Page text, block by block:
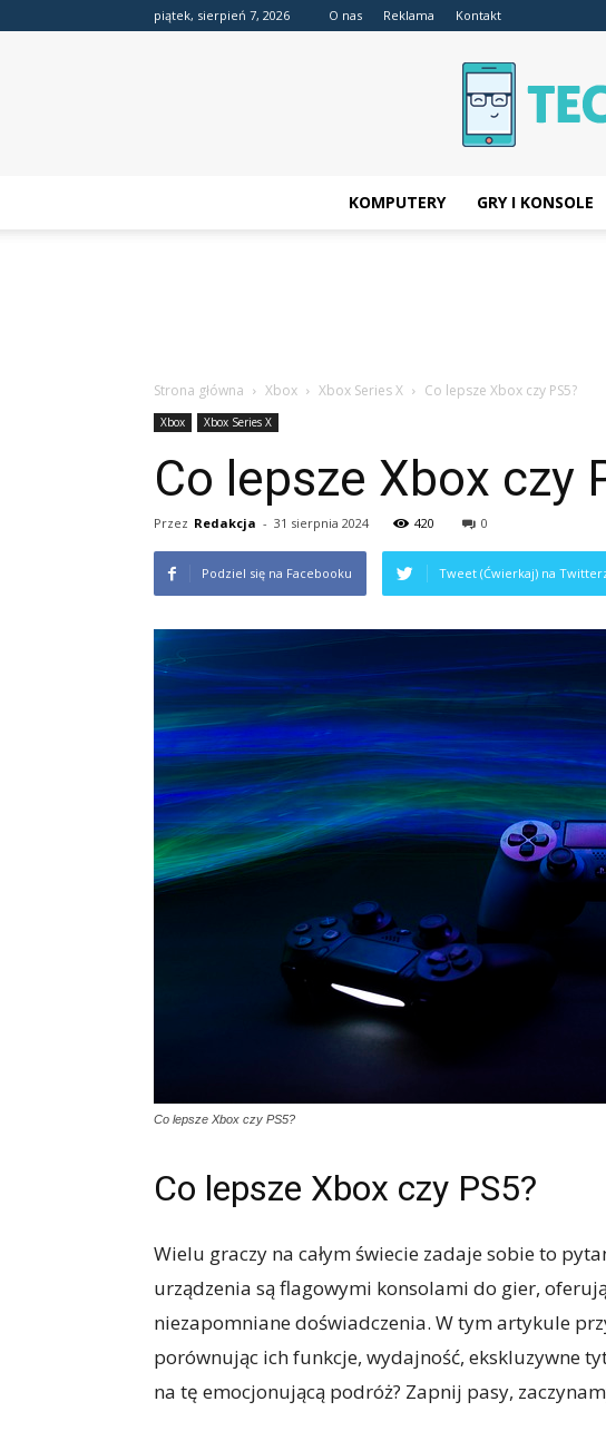
piątek, sierpień 7, 2026 O nas Reklama Kontakt
KOMPUTERY GRY I KONSOLE
Strona główna Xbox Xbox Series X Co lepsze Xbox czy PS5?
Xbox Xbox Series X
Co lepsze Xbox czy
Przez Redakcja - 31 sierpnia 2024 420 0
Podziel się na Facebooku Tweet (Ćwierkaj) na
Co lepsze Xbox czy PS5?
Co lepsze Xbox czy PS5?
Wielu graczy na całym świecie zadaje sobie to
urządzenia są flagowymi konsolami do gier,
niezapomniane doświadczenia. W tym artykule
porównując ich funkcje, wydajność, ekskluzywne
na tę emocjonującą podróż? Zapnij pasy,